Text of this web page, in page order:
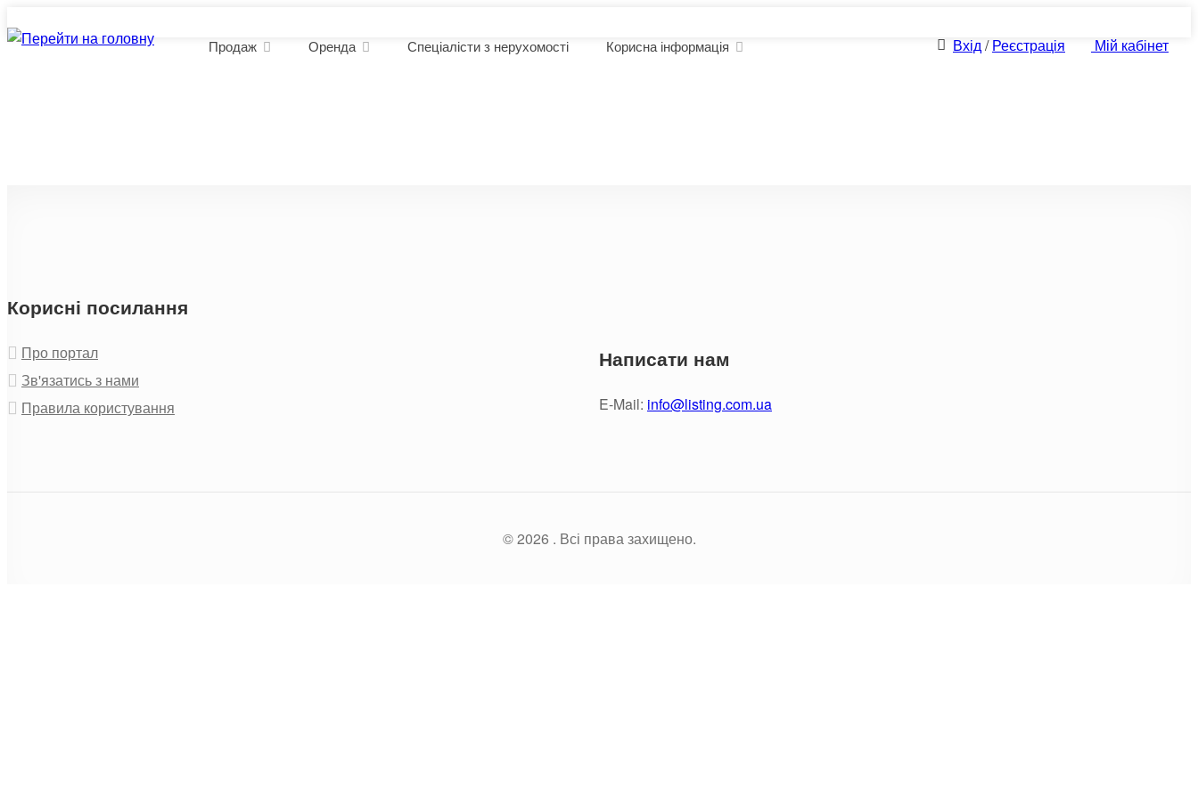
Продаж Оренда Спеціалісти з нерухомості Корисна інформація Вхід/Реєстрація Мій кабінет
Корисні посилання
Про портал
Зв'язатись з нами
Правила користування
Написати нам
E-Mail: info@listing.com.ua
© 2026 . Всі права захищено.